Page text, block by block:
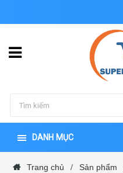
DANH MỤC
Trang chủ / Sản phẩm